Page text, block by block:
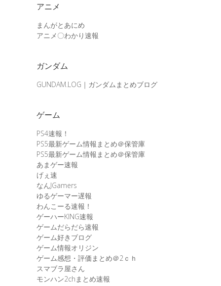
アニメ
まんがとあにめ
アニメ〇わかり速報
ガンダム
GUNDAM.LOG｜ガンダムまとめブログ
ゲーム
PS4速報！
PS5最新ゲーム情報まとめ＠保管庫
PS5最新ゲーム情報まとめ＠保管庫
あまゲー速報
げぇ速
なんJGamers
ゆるゲーマー遅報
わんこーる速報！
ゲーハーKING速報
ゲームだらだら速報
ゲーム好きブログ
ゲーム情報オリジン
ゲーム感想・評価まとめ＠2ｃｈ
スマブラ屋さん
モンハン2chまとめ速報